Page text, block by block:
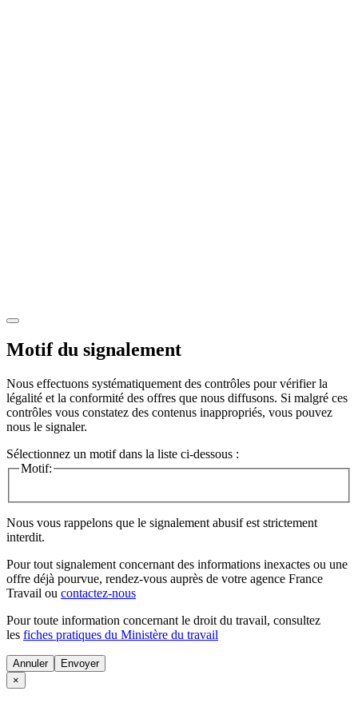
Motif du signalement
Nous effectuons systématiquement des contrôles pour vérifier la
légalité et la conformité des offres que nous diffusons. Si malgré ces
contrôles vous constatez des contenus inappropriés, vous pouvez
nous le signaler.
Sélectionnez un motif dans la liste ci-dessous :
Motif:
Nous vous rappelons que le signalement abusif est strictement
interdit.
Pour tout signalement concernant des informations inexactes ou une
offre déjà pourvue, rendez-vous auprès de votre agence France
Travail ou contactez-nous
Pour toute information concernant le droit du travail, consultez
les fiches pratiques du Ministère du travail
Annuler
×